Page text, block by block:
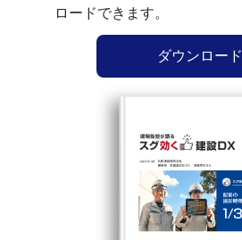
ロードできます。
ダウンロード